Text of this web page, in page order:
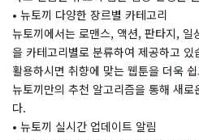
• 뉴토끼 다양한 장르별 카테고리
뉴토끼에서는 로맨스, 액션, 판타지,
을 카테고리별로 분류하여 제공하고
활용하시면 취향에 맞는 웹툰을 더욱
뉴토끼만의 추천 알고리즘을 통해 새
다.
• 뉴토끼 실시간 업데이트 알림